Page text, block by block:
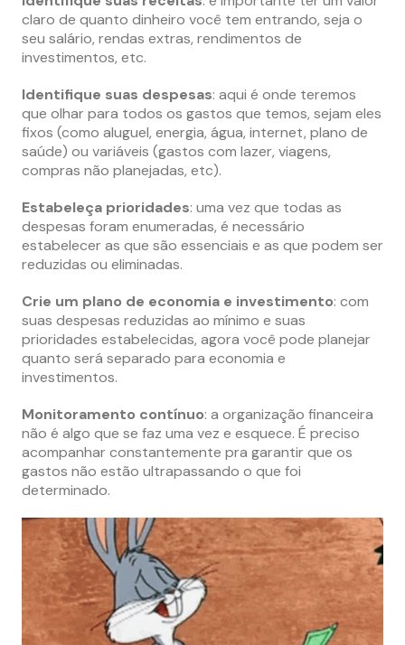
claro de quanto dinheiro você tem entrando, seja o
seu salário, rendas extras, rendimentos de
investimentos, etc.
Identifique suas despesas: aqui é onde teremos
que olhar para todos os gastos que temos, sejam eles
fixos (como aluguel, energia, água, internet, plano de
saúde) ou variáveis (gastos com lazer, viagens,
compras não planejadas, etc).
Estabeleça prioridades: uma vez que todas as
despesas foram enumeradas, é necessário
estabelecer as que são essenciais e as que podem ser
reduzidas ou eliminadas.
Crie um plano de economia e investimento: com
suas despesas reduzidas ao mínimo e suas
prioridades estabelecidas, agora você pode planejar
quanto será separado para economia e
investimentos.
Monitoramento contínuo: a organização financeira
não é algo que se faz uma vez e esquece. É preciso
acompanhar constantemente pra garantir que os
gastos não estão ultrapassando o que foi
determinado.